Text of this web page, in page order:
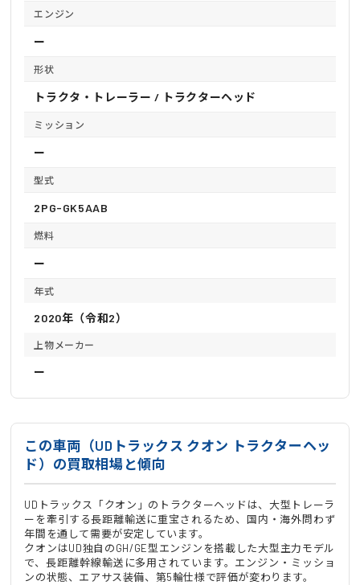
エンジン
ー
形状
トラクタ・トレーラー / トラクターヘッド
ミッション
ー
型式
2PG-GK5AAB
燃料
ー
年式
2020年（令和2）
上物メーカー
ー
この車両（UDトラックス クオン トラクターヘッ
ド）の買取相場と傾向
UDトラックス「クオン」のトラクターヘッドは、大型トレーラ
ーを牽引する長距離輸送に重宝されるため、国内・海外問わず
年間を通して需要が安定しています。
クオンはUD独自のGH/GE型エンジンを搭載した大型主力モデル
で、長距離幹線輸送に多用されています。エンジン・ミッショ
ンの状態、エアサス装備、第5輪仕様で評価が変わります。